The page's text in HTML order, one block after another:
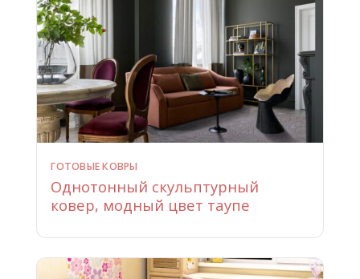
ГОТОВЫЕ КОВРЫ
Однотонный скульптурный
ковер, модный цвет таупе